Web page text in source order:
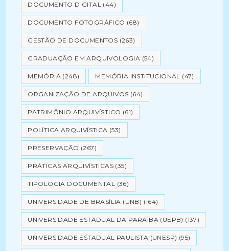
DOCUMENTO DIGITAL (44)
DOCUMENTO FOTOGRÁFICO (68)
GESTÃO DE DOCUMENTOS (263)
GRADUAÇÃO EM ARQUIVOLOGIA (54)
MEMÓRIA (248) MEMÓRIA INSTITUCIONAL (47)
ORGANIZAÇÃO DE ARQUIVOS (64)
PATRIMÔNIO ARQUIVÍSTICO (61)
POLÍTICA ARQUIVÍSTICA (53)
PRESERVAÇÃO (267)
PRÁTICAS ARQUIVÍSTICAS (35)
TIPOLOGIA DOCUMENTAL (36)
UNIVERSIDADE DE BRASÍLIA (UNB) (164)
UNIVERSIDADE ESTADUAL DA PARAÍBA (UEPB) (137)
UNIVERSIDADE ESTADUAL PAULISTA (UNESP) (95)